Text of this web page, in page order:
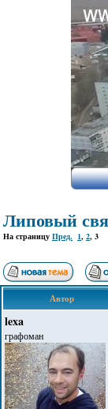
Липовый
На страницу Пред. 1, 2, 3
Автор
lexa
графоман